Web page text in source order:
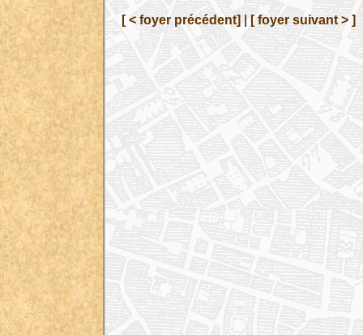
[ < foyer précédent] [ foyer suivant > ]